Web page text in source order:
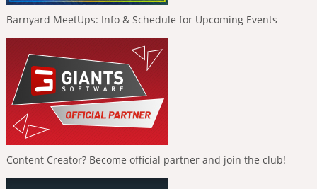
Barnyard MeetUps: Info & Schedule for Upcoming Events
Content Creator? Become official partner and join the club!